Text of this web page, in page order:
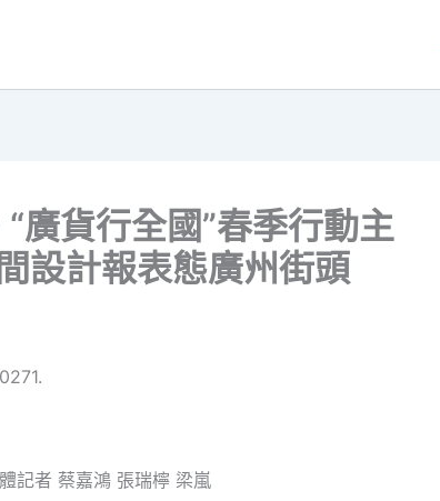
廣貨行全國”春季行動主
設計報表態廣州街頭
記者 蔡嘉鴻 張瑞檸 梁嵐